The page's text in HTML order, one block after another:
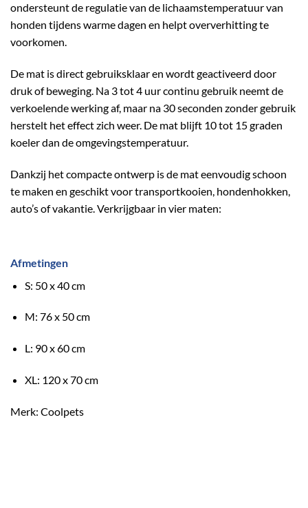
ondersteunt de regulatie van de lichaamstemperatuur van
honden tijdens warme dagen en helpt oververhitting te
voorkomen.
De mat is direct gebruiksklaar en wordt geactiveerd door
druk of beweging. Na 3 tot 4 uur continu gebruik neemt de
verkoelende werking af, maar na 30 seconden zonder gebruik
herstelt het effect zich weer. De mat blijft 10 tot 15 graden
koeler dan de omgevingstemperatuur.
Dankzij het compacte ontwerp is de mat eenvoudig schoon
te maken en geschikt voor transportkooien, hondenhokken,
auto’s of vakantie. Verkrijgbaar in vier maten:
Afmetingen
S: 50 x 40 cm
M: 76 x 50 cm
L: 90 x 60 cm
XL: 120 x 70 cm
Merk: Coolpets